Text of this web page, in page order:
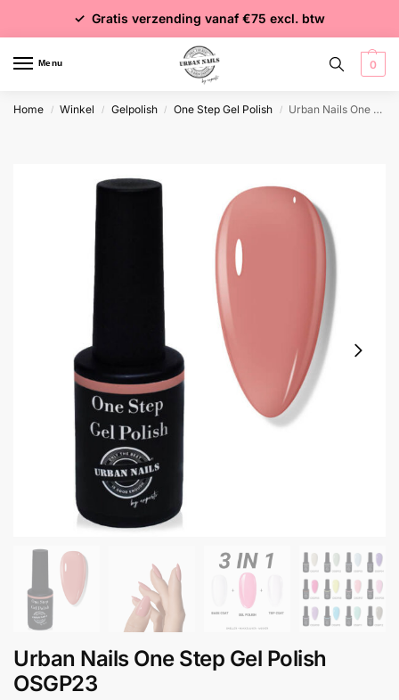
✓ Gratis verzending vanaf €75 excl. btw
✓ Voor 15:00 besteld = dezelfde dag verzonden
✓ Meer dan 4000 producten
Menu 0
Home / Winkel / Gelpolish / One Step Gel Polish / Urban Nails One Step Gel Polish OSGP23
Urban Nails One Step Gel Polish
OSGP23